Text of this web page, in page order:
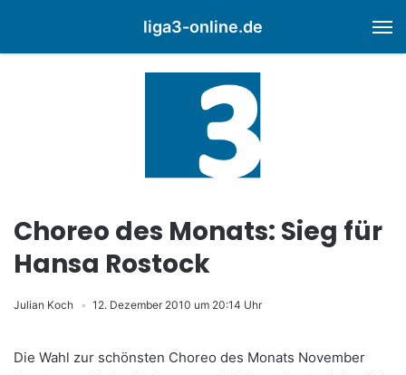
liga3-online.de
Choreo des Monats: Sieg für
Hansa Rostock
Julian Koch 12. Dezember 2010 um 20:14 Uhr
Die Wahl zur schönsten Choreo des Monats November